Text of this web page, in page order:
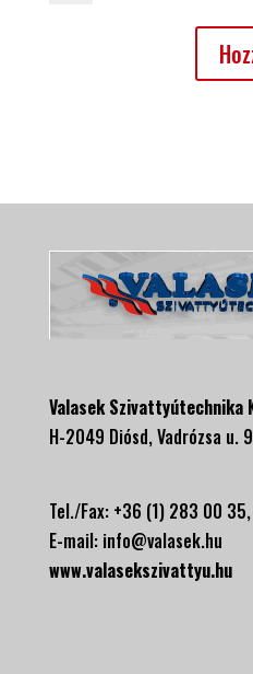
Valasek Szivattyútechnika
H-2049 Diósd, Vadrózsa u.
Tel./Fax: +36 (1) 283 00
E-mail: info@valasek.hu
www.valasekszivattyu.hu